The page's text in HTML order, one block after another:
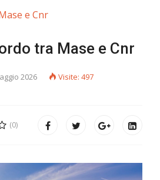
e Cnr
tra Mase e Cnr
2026 Visite: 497
(0)